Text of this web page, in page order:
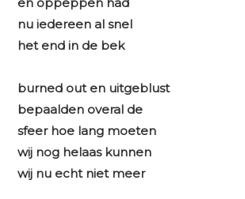
en oppeppen had
nu iedereen al snel
het end in de bek
burned out en uitgeblust
bepaalden overal de
sfeer hoe lang moeten
wij nog helaas kunnen
wij nu echt niet meer